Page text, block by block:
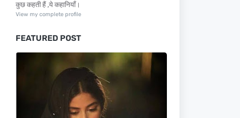
कुछ कहती हैं ,ये कहानियाँ।
View my complete profile
FEATURED POST